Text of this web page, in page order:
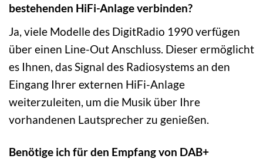
bestehenden HiFi-Anlage verbinden?
Ja, viele Modelle des DigitRadio 1990 verfügen
über einen Line-Out Anschluss. Dieser ermöglicht
es Ihnen, das Signal des Radiosystems an den
Eingang Ihrer externen HiFi-Anlage
weiterzuleiten, um die Musik über Ihre
vorhandenen Lautsprecher zu genießen.
Benötige ich für den Empfang von DAB+